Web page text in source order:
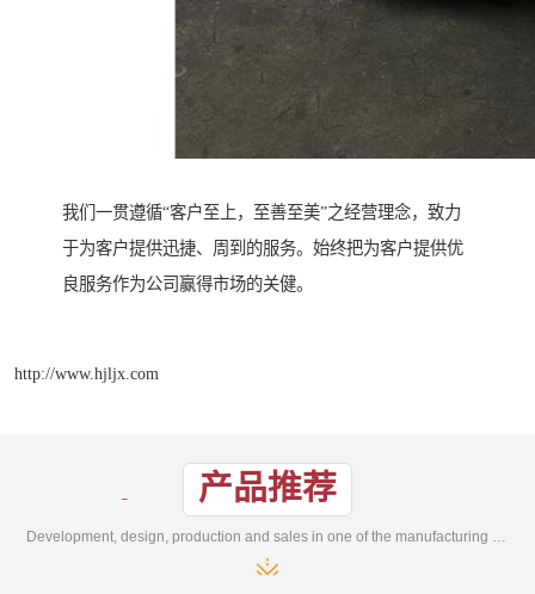
我们一贯遵循“客户至上，至善至美”之经营理念，致力
于为客户提供迅捷、周到的服务。始终把为客户提供优
良服务作为公司赢得市场的关健。
http://www.hjljx.com
产品推荐